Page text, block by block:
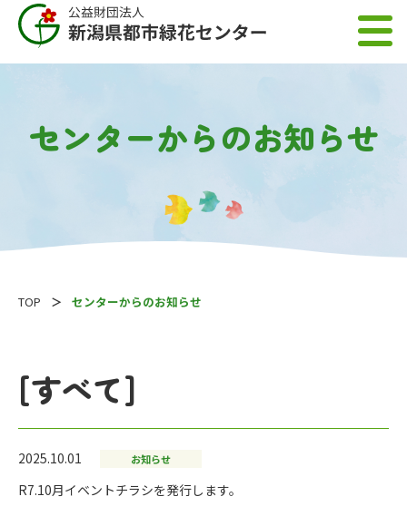
センターからのお知らせ
TOP センターからのお知らせ
[すべて]
2025.10.01 お知らせ
R7.10月イベントチラシを発行します。